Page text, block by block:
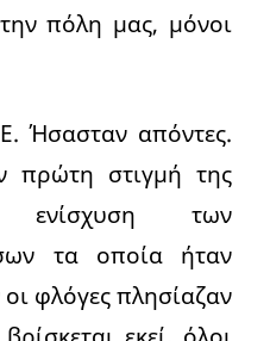
πόλη μας, μόνοι
Ήσασταν απόντες.
πρώτη στιγμή της
ενίσχυση των
τα οποία ήταν
φλόγες πλησίαζαν